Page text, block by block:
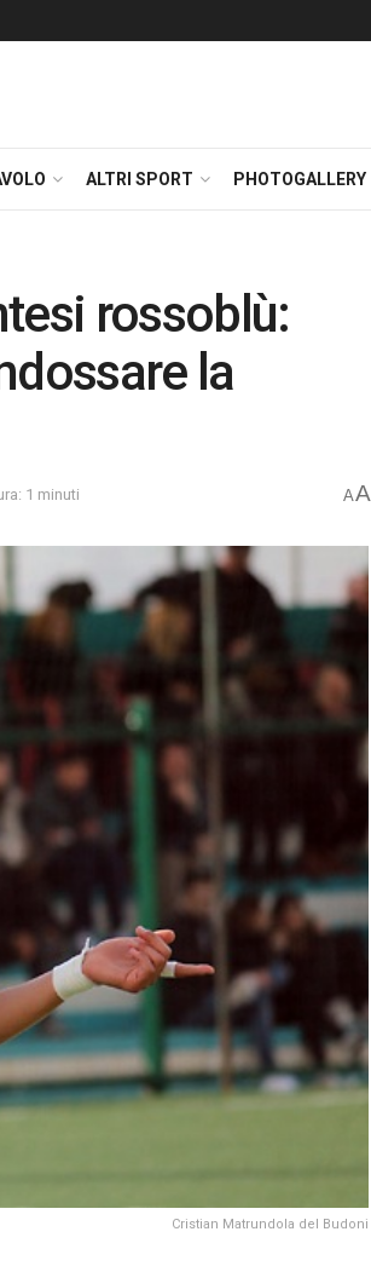
ALTRI SPORT PHOTOGALLERY
rossoblù:
la
1 minuti AA
Cristian Matrundola del Budoni